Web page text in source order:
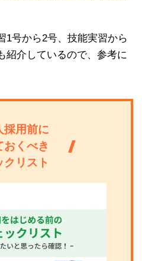
1号から2号、技能実習から
紹介しているので、参考に
採用前に
おくべき
クリスト